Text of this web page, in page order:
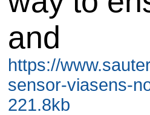
and
https://
sensor-viasens-
221.8kb